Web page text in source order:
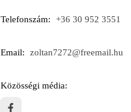
Telefonszám +36 30 952 3551
Email zoltan7272@freemail.hu
Közösségi média